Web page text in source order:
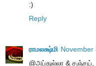
:)
Reply
ராமலக்ஷ்மி November
@அப்துல்லா & சஞ்சய்,